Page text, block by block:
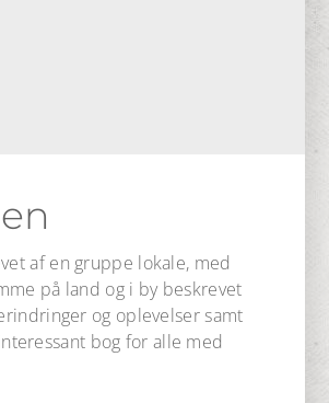
af en gruppe lokale, med
på land og i by beskrevet
og oplevelser samt
bog for alle med